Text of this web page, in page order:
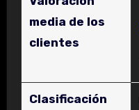
media de los
clientes
Clasificación